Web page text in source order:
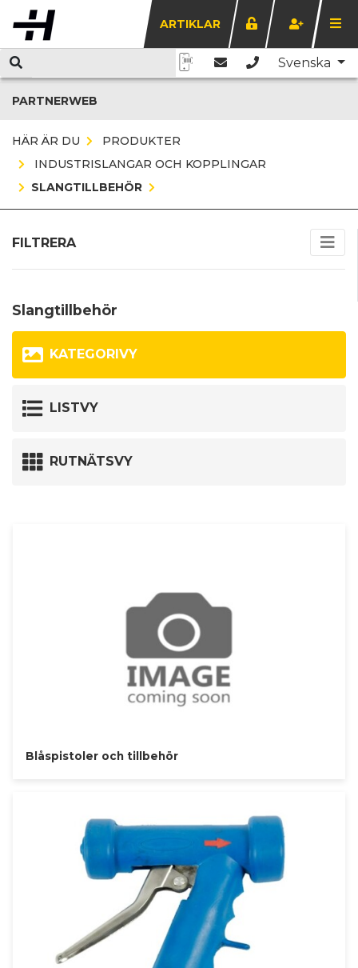
ARTIKLAR
Svenska
PARTNERWEB
HÄR ÄR DU
PRODUKTER
INDUSTRISLANGAR OCH KOPPLINGAR
SLANGTILLBEHÖR
FILTRERA
Slangtillbehör
KATEGORIVY
LISTVY
RUTNÄTSVY
Blåspistoler och tillbehör